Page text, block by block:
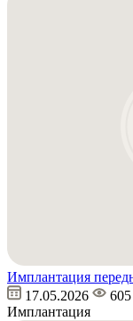
Имплантация
17.05.2026
605
Имплантация